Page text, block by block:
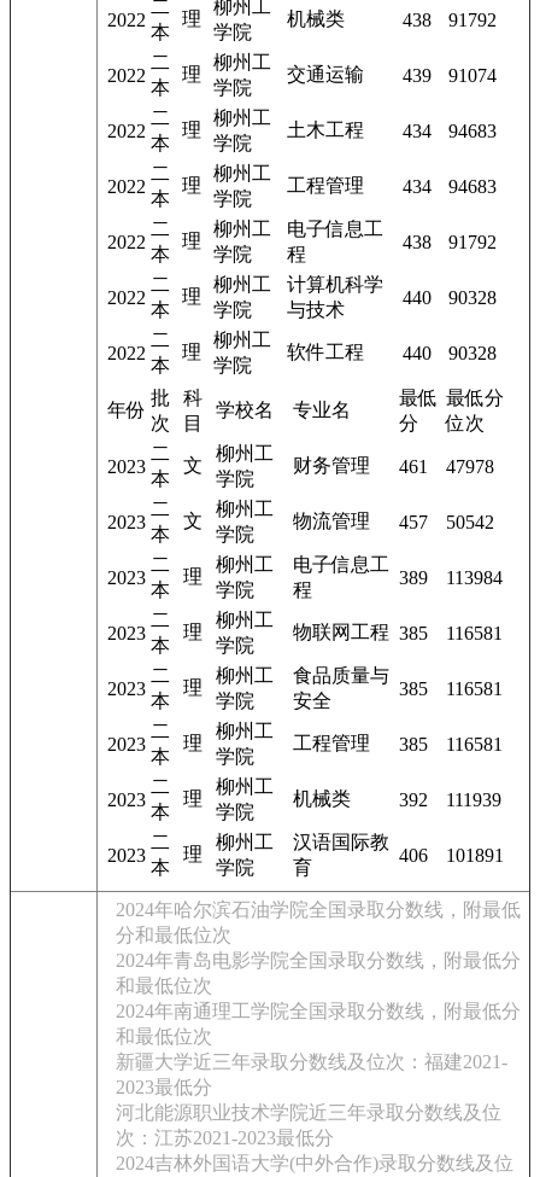
2022
二
本
理
柳州工
学院
机械类 438 91792
2022
二
本
理
柳州工
学院
交通运输 439 91074
2022
二
本
理
柳州工
学院
土木工程 434 94683
2022
二
本
理
柳州工
学院
工程管理 434 94683
2022
二
本
理
柳州工
学院
电子信息工
程
438 91792
2022
二
本
理
柳州工
学院
计算机科学
与技术
440 90328
2022
二
本
理
柳州工
学院
软件工程 440 90328
年份
批
次
科
目
学校名 专业名
最低
分
最低分
位次
2023
二
本
文
柳州工
学院
财务管理 461 47978
2023
二
本
文
柳州工
学院
物流管理 457 50542
2023
二
本
理
柳州工
学院
电子信息工
程
389 113984
2023
二
本
理
柳州工
学院
物联网工程 385 116581
2023
二
本
理
柳州工
学院
食品质量与
安全
385 116581
2023
二
本
理
柳州工
学院
工程管理 385 116581
2023
二
本
理
柳州工
学院
机械类 392 111939
2023
二
本
理
柳州工
学院
汉语国际教
育
406 101891
2024年哈尔滨石油学院全国录取分数线，附最低
分和最低位次
2024年青岛电影学院全国录取分数线，附最低分
和最低位次
2024年南通理工学院全国录取分数线，附最低分
和最低位次
新疆大学近三年录取分数线及位次：福建2021-
2023最低分
河北能源职业技术学院近三年录取分数线及位
次：江苏2021-2023最低分
2024吉林外国语大学(中外合作)录取分数线及位